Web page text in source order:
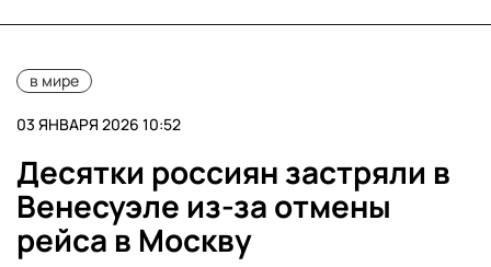
в мире
03 ЯНВАРЯ 2026 10:52
Десятки россиян застряли в
Венесуэле из-за отмены
рейса в Москву